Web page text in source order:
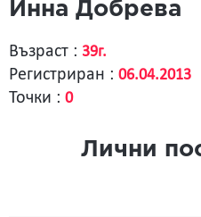
Инна Добрева
Възраст : 39г.
Регистриран : 06.04.2013
Точки : 0
Лични